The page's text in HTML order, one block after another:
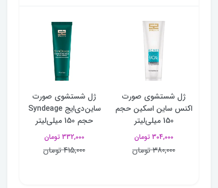
ژل شستشوی صورت
اکنس ساین اسکین حجم
150 میلی‌لیتر
304,000 تومان
380,000 تومان
ژل شستشوی صورت
ساین‌دی‌ایج Syndeage
حجم 150 میلی‌لیتر
332,000 تومان
415,000 تومان